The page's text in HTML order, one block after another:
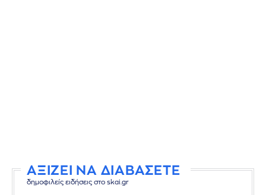
ΑΞΙΖΕΙ ΝΑ ΔΙΑΒΑΣΕΤΕ
δημοφιλείς ειδήσεις στο skai.gr